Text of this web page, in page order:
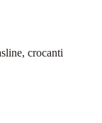
crocanti